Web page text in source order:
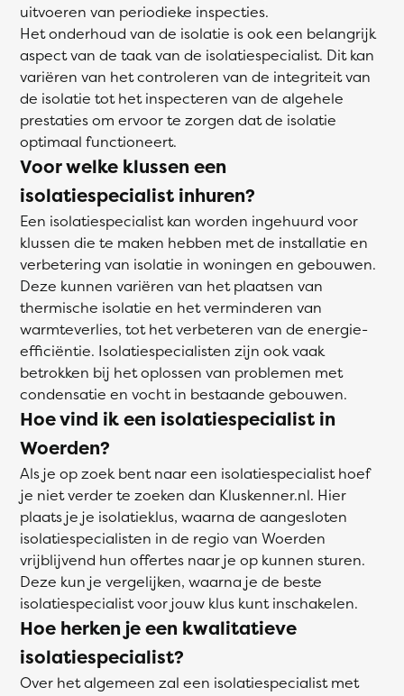
uitvoeren van periodieke inspecties.
Het onderhoud van de isolatie is ook een belangrijk
aspect van de taak van de isolatiespecialist. Dit kan
variëren van het controleren van de integriteit van
de isolatie tot het inspecteren van de algehele
prestaties om ervoor te zorgen dat de isolatie
optimaal functioneert.
Voor welke klussen een
isolatiespecialist inhuren?
Een isolatiespecialist kan worden ingehuurd voor
klussen die te maken hebben met de installatie en
verbetering van isolatie in woningen en gebouwen.
Deze kunnen variëren van het plaatsen van
thermische isolatie en het verminderen van
warmteverlies, tot het verbeteren van de energie-
efficiëntie. Isolatiespecialisten zijn ook vaak
betrokken bij het oplossen van problemen met
condensatie en vocht in bestaande gebouwen.
Hoe vind ik een isolatiespecialist in
Woerden?
Als je op zoek bent naar een isolatiespecialist hoef
je niet verder te zoeken dan Kluskenner.nl. Hier
plaats je je isolatieklus, waarna de aangesloten
isolatiespecialisten in de regio van Woerden
vrijblijvend hun offertes naar je op kunnen sturen.
Deze kun je vergelijken, waarna je de beste
isolatiespecialist voor jouw klus kunt inschakelen.
Hoe herken je een kwalitatieve
isolatiespecialist?
Over het algemeen zal een isolatiespecialist met